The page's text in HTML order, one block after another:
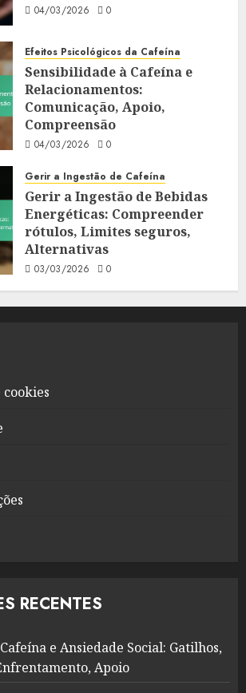
04/03/2026 0
Efeitos Psicológicos da Cafeína
Sensibilidade à Cafeína e
Relacionamentos:
Comunicação, Apoio,
Compreensão
04/03/2026 0
Gerir a Ingestão de Cafeína
Gerir a Ingestão de Bebidas
Energéticas: Compreender
rótulos, Limites seguros,
Alternativas
03/03/2026 0
RECENTES
e Ansiedade Social: Gatilhos,
Apoio